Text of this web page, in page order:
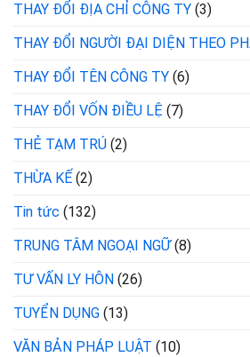
THAY ĐỔI ĐỊA CHỈ CÔNG TY (3)
THAY ĐỔI NGƯỜI ĐẠI DIỆN THEO
THAY ĐỔI TÊN CÔNG TY (6)
THAY ĐỔI VỐN ĐIỀU LỆ (7)
THẺ TẠM TRÚ (2)
THỪA KẾ (2)
Tin tức (132)
TRUNG TÂM NGOẠI NGỮ(8)
TƯ VẤN LY HÔN (26)
TUYỂN DỤNG (13)
VĂN BẢN PHÁP LUẬT (10)